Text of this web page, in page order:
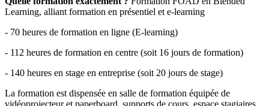
Learning, alliant formation en présentiel et e-learning
- 70 heures de formation en ligne (E-learning)
- 112 heures de formation en centre (soit 16 jours de formation)
- 140 heures en stage en entreprise (soit 20 jours de stage)
La formation est dispensée en salle de formation équipée de